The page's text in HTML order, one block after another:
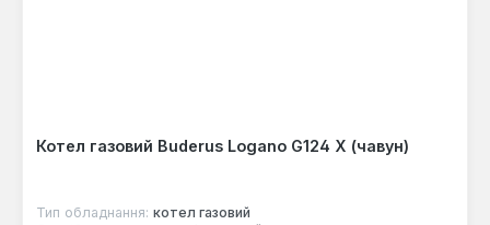
Котел газовий Buderus Logano G124 Х (чавун)
Тип обладнання: котел газовий